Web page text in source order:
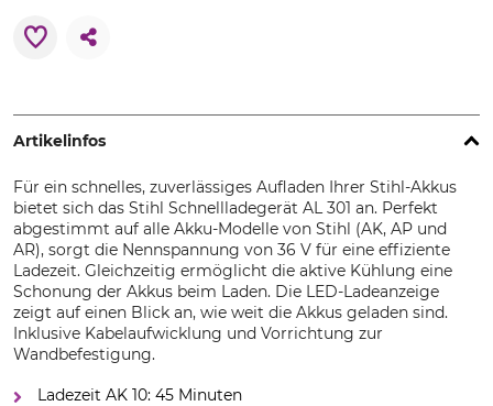
Artikelinfos
Für ein schnelles, zuverlässiges Aufladen Ihrer Stihl-Akkus
bietet sich das Stihl Schnellladegerät AL 301 an. Perfekt
abgestimmt auf alle Akku-Modelle von Stihl (AK, AP und
AR), sorgt die Nennspannung von 36 V für eine effiziente
Ladezeit. Gleichzeitig ermöglicht die aktive Kühlung eine
Schonung der Akkus beim Laden. Die LED-Ladeanzeige
zeigt auf einen Blick an, wie weit die Akkus geladen sind.
Inklusive Kabelaufwicklung und Vorrichtung zur
Wandbefestigung.
Ladezeit AK 10: 45 Minuten